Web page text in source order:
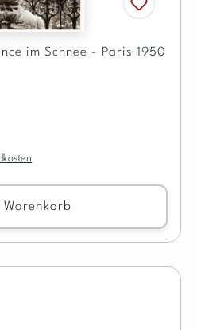
im Schnee - Paris 1950
Warenkorb